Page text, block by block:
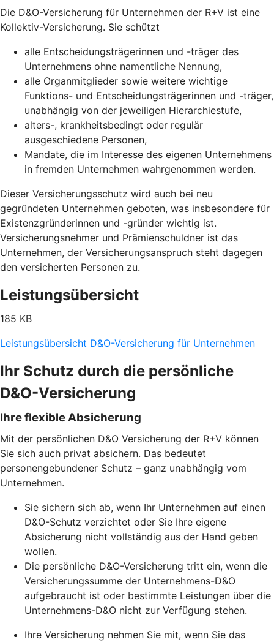
Die D&O-Versicherung für Unternehmen der R+V ist eine
Kollektiv-Versicherung. Sie schützt
alle Entscheidungsträgerinnen und -träger des
Unternehmens ohne namentliche Nennung,
alle Organmitglieder sowie weitere wichtige
Funktions- und Entscheidungsträgerinnen und -träger,
unabhängig von der jeweiligen Hierarchiestufe,
alters-, krankheitsbedingt oder regulär
ausgeschiedene Personen,
Mandate, die im Interesse des eigenen Unternehmens
in fremden Unternehmen wahrgenommen werden.
Dieser Versicherungsschutz wird auch bei neu
gegründeten Unternehmen geboten, was insbesondere für
Existenzgründerinnen und -gründer wichtig ist.
Versicherungsnehmer und Prämienschuldner ist das
Unternehmen, der Versicherungsanspruch steht dagegen
den versicherten Personen zu.
Leistungsübersicht
185 KB
Leistungsübersicht D&O-Versicherung für Unternehmen
Ihr Schutz durch die persönliche
D&O-Versicherung
Ihre flexible Absicherung
Mit der persönlichen D&O Versicherung der R+V können
Sie sich auch privat absichern. Das bedeutet
personengebundener Schutz – ganz unabhängig vom
Unternehmen.
Sie sichern sich ab, wenn Ihr Unternehmen auf einen
D&O-Schutz verzichtet oder Sie Ihre eigene
Absicherung nicht vollständig aus der Hand geben
wollen.
Die persönliche D&O-Versicherung tritt ein, wenn die
Versicherungssumme der Unternehmens-D&O
aufgebraucht ist oder bestimmte Leistungen über die
Unternehmens-D&O nicht zur Verfügung stehen.
Ihre Versicherung nehmen Sie mit, wenn Sie das